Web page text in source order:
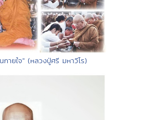
กายใจ" (หลวงปู่ศรี มหาวีโร)